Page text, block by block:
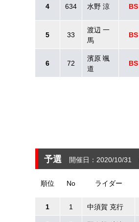
4 634 水野 涼 BS
5 33
渡辺 一
馬
BS
6 72
濱原 颯
道
BS
予選 開催日：2020/10/31
順位 No ライダー
1 1 中須賀 克行